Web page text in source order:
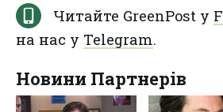
Читайте GreenPost у
на нас у Telegram.